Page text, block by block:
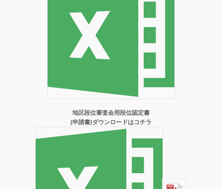
地区段位審査会用段位認定書
(申請書)ダウンロードはコチラ